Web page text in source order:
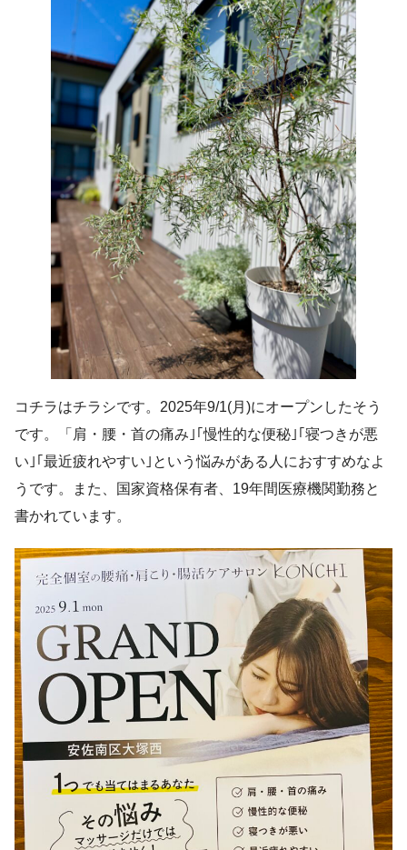
コチラはチラシです。2025年9/1(月)にオープンしたそう
です。「肩・腰・首の痛み｣｢慢性的な便秘｣｢寝つきが悪
い｣｢最近疲れやすい｣という悩みがある人におすすめなよ
うです。また、国家資格保有者、19年間医療機関勤務と
書かれています。